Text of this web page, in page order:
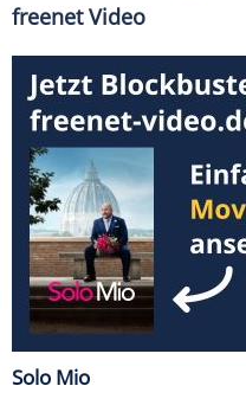
freenet Video
Solo Mio